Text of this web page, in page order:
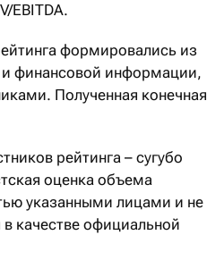
EBITDA.
формировались из
и финансовой информации,
Полученная конечная
рейтинга – сугубо
оценка объема
указанными лицами и не
качестве официальной